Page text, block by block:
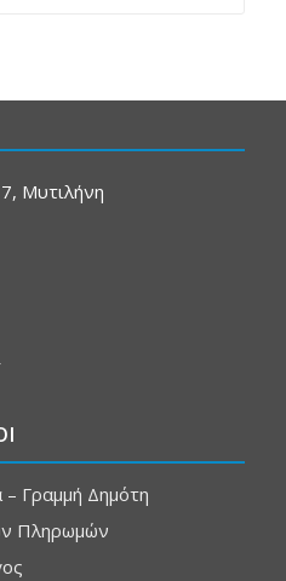
Μυτιλήνη
– Γραμμή Δημότη
Πληρωμών